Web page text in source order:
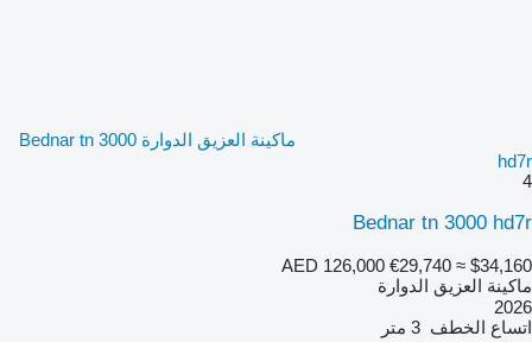
ماكينة العزيق الدوارة Bednar tn 3000
hd7r
4
Bednar tn 3000 hd7r
AED 126,000 €29,740 ≈ $34,160
ماكينة العزيق الدوارة
2026
اتساع الخطف 3 متر